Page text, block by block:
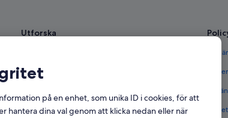
Utforska
Hotell i Sverige
Semesterpaket i Sverige
på en enhet, som unika ID i cookies, för att
hantera dina val genom att klicka nedan eller när